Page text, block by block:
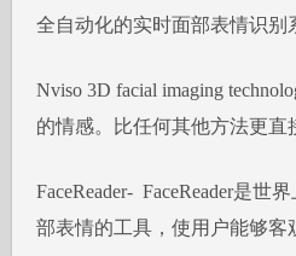
全自动化的实时面部表情识别
Nviso 3D facial imaging
的情感。比任何其他方法更直
FaceReader- FaceReader是世
部表情的工具，使用户能够客